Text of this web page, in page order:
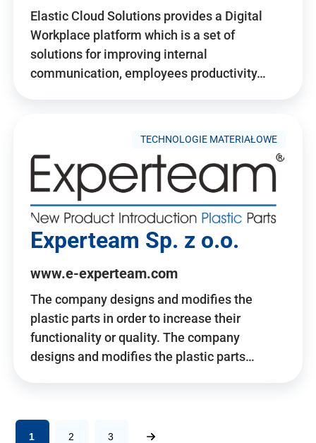
Elastic Cloud Solutions provides a Digital
Workplace platform which is a set of
solutions for improving internal
communication, employees productivity…
TECHNOLOGIE MATERIAŁOWE
Experteam Sp. z o.o.
www.e-experteam.com
The company designs and modifies the
plastic parts in order to increase their
functionality or quality. The company
designs and modifies the plastic parts…
1 2 3